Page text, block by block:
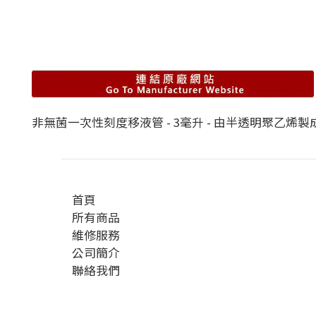
非無菌一次性刻度移液管 - 3毫升 - 由半透明聚乙烯
首頁
所有商品
維修服務
公司簡介
聯絡我們